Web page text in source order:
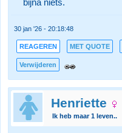
bijna niets.
30 jan '26 - 20:18:48
REAGEREN MET QUOTE
Verwijderen
Henriette
Ik heb maar 1 leven..